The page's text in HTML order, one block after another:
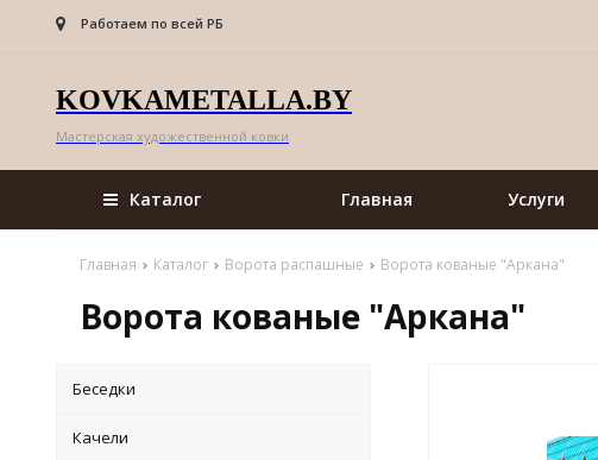
Работаем по всей РБ
KOVKAMETALLA.BY
Мастерская художественной ковки
Каталог Главная Услуги
Главная Каталог Ворота распашные Ворота кованые "Аркана"
Ворота кованые "Аркана"
Беседки
Качели